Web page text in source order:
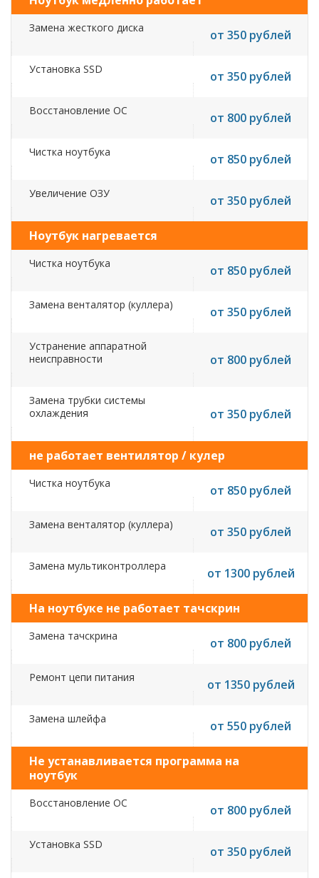
Замена жесткого диска от 350 рублей
Установка SSD от 350 рублей
Восстановление ОС от 800 рублей
Чистка ноутбука от 850 рублей
Увеличение ОЗУ от 350 рублей
Ноутбук нагревается
Чистка ноутбука от 850 рублей
Замена венталятор (куллера) от 350 рублей
Устранение аппаратной
неисправности
от 800 рублей
Замена трубки системы
охлаждения
от 350 рублей
не работает вентилятор / кулер
Чистка ноутбука от 850 рублей
Замена венталятор (куллера) от 350 рублей
Замена мультиконтроллера от 1300 рублей
На ноутбуке не работает тачскрин
Замена тачскрина от 800 рублей
Ремонт цепи питания от 1350 рублей
Замена шлейфа от 550 рублей
Не устанавливается программа на
ноутбук
Восстановление ОС от 800 рублей
Установка SSD от 350 рублей